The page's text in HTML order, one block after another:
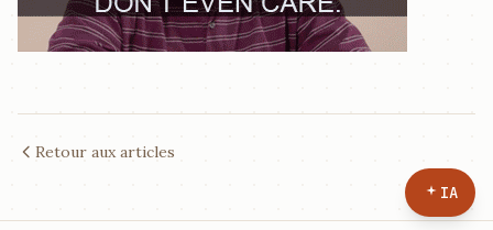
Retour aux articles
IA